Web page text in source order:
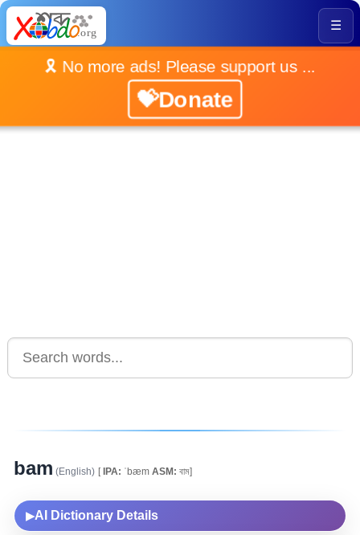
☰
🎗️ No more ads! Please support us ...
💝Donate
bam (English) [IPA: ˈbæm ASM: বাম]
▶AI Dictionary Details